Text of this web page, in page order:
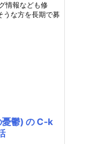
情報なども修
な方を長期で募
鬱) の C-k